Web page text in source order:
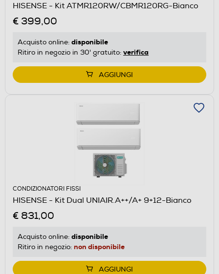
HISENSE - Kit ATMR120RW/CBMR120RG-Bianco
€ 399,00
Acquisto online: disponibile
Ritiro in negozio in 30' gratuito: verifica
AGGIUNGI
CONDIZIONATORI FISSI
HISENSE - Kit Dual UNIAIR.A++/A+ 9+12-Bianco
€ 831,00
Acquisto online: disponibile
Ritiro in negozio: non disponibile
AGGIUNGI